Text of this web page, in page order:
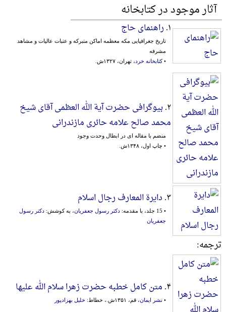
آثار موجود در کتابخانه
۱. راهنمای حاج
تاریخ جغرافیایی مکه معظمه اماکن متبرکه و عتبات عالیات و مشاهد
مشرفه
•کتابخانه خرد ، تهران، ۱۳۲۷ش.
۲. بیوگرافی حضرت آیة الله العظمی آقای شیخ
محمد صالح علامه حائری مازندرانی
منضم با مقاله ای در ابطال وحدت وجود
• چاپ اول، ۱۳۴۸ش.
۳. دایرة المعارف رجال اسلام
• 15 جلد، با مقدمه: دکتر رسول جعفریان، به کوشش: دکتر رسول
جعفریان
ترجمه:
۴. متن کامل خطبه حضرت زهرا سلام الله علیها
• نشر ایمان، قم، ۱۳۵۱ش.، خطاط: خلیل بهزادپور